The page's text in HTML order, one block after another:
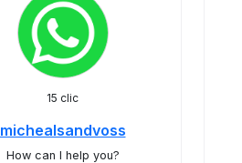
15 clic
michealsandvoss
How can I help you?